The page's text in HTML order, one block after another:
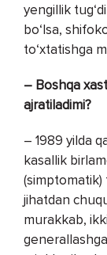
yengillik
bo‘lsa,
to‘xtatishga
– Boshqa
ajratiladimi?
– 1989 yilda
kasallik
(simptomatik)
jihatdan
murakkab,